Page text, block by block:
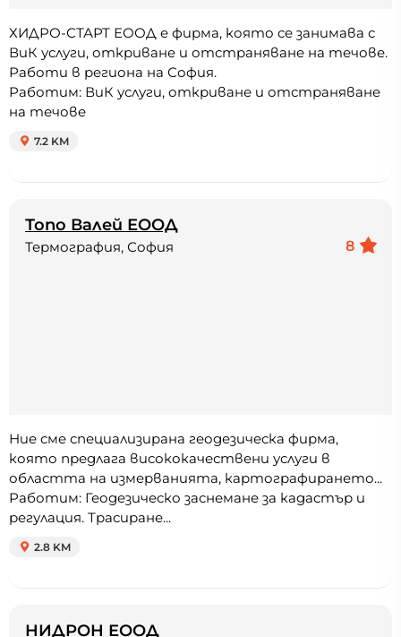
ХИДРО-СТАРТ ЕООД е фирма, която се занимава с
ВиК услуги, откриване и отстраняване на течове.
Работи в региона на София.
Работим: ВиК услуги, откриване и отстраняване
на течове
7.2 KM
Топо Валей ЕООД
8
Термография, София
Ние сме специализирана геодезическа фирма,
която предлага висококачествени услуги в
областта на измерванията, картографирането...
Работим: Геодезическо заснемане за кадастър и
регулация. Трасиране...
2.8 KM
НИДРОН ЕООД